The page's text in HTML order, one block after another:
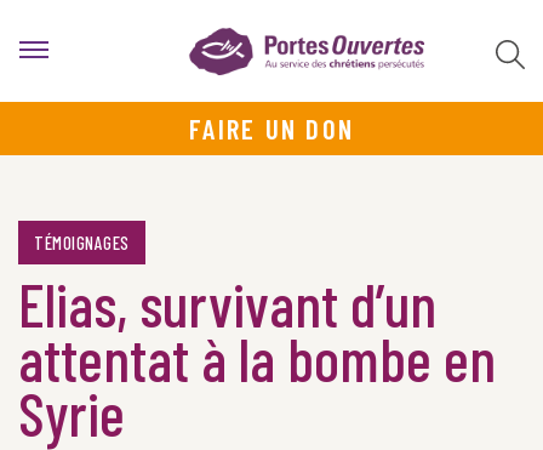
FAIRE UN DON
TÉMOIGNAGES
Elias, survivant d’un
attentat à la bombe en
Syrie